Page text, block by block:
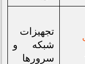
تجهیزات
شبکه و
سرورها